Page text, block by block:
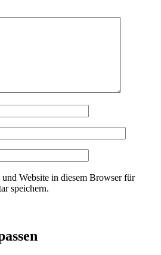
Website in diesem Browser für
speichern.